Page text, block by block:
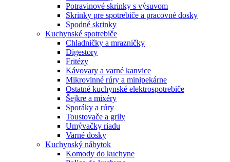
Potravinové skrinky s výsuvom
Skrinky pre spotrebiče a pracovné dosky
Spodné skrinky
Kuchynské spotrebiče
Chladničky a mrazničky
Digestory
Fritézy
Kávovary a varné kanvice
Mikrovlnné rúry a minipekárne
Ostatné kuchynské elektrospotrebiče
Šejkre a mixéry
Sporáky a rúry
Toustovače a grily
Umývačky riadu
Varné dosky
Kuchynský nábytok
Komody do kuchyne